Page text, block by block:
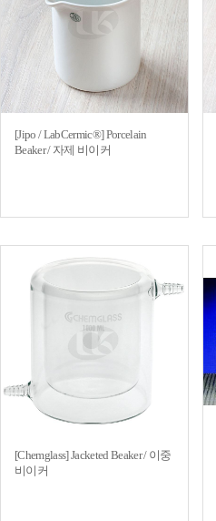
[Jipo / LabCermic®] Porcelain
Beaker / 자제 비이커
[Chemglass] Jacketed Beaker / 이중
비이커